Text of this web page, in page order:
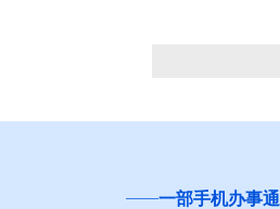
一部手机办事通